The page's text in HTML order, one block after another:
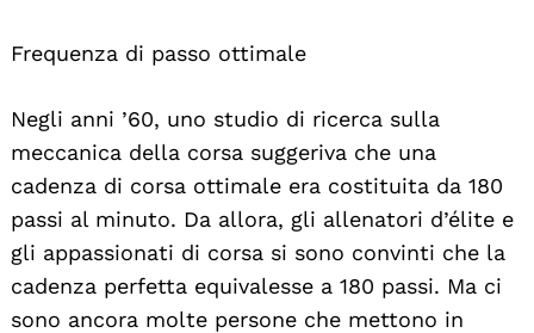
Frequenza di passo ottimale
Negli anni ’60, uno studio di ricerca sulla
meccanica della corsa suggeriva che una
cadenza di corsa ottimale era costituita da 180
passi al minuto. Da allora, gli allenatori d’élite e
gli appassionati di corsa si sono convinti che la
cadenza perfetta equivalesse a 180 passi. Ma ci
sono ancora molte persone che mettono in